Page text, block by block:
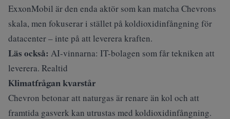
ExxonMobil är den enda aktör som kan matcha Chevrons
skala, men fokuserar i stället på koldioxidinfångning för
datacenter – inte på att leverera kraften.
Läs också: AI-vinnarna: IT-bolagen som får tekniken att
leverera. Realtid
Klimatfrågan kvarstår
Chevron betonar att naturgas är renare än kol och att
framtida gasverk kan utrustas med koldioxidinfångning.